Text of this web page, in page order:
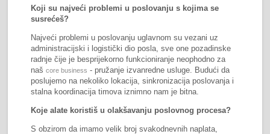
Koji su najveći problemi u poslovanju s kojima se
susrećeš?
Najveći problemi u poslovanju uglavnom su vezani uz
administracijski i logistički dio posla, sve one pozadinske
radnje čije je besprijekorno funkcioniranje neophodno za
našcore business - pružanje izvanredne usluge. Budući da
poslujemo na nekoliko lokacija, sinkronizacija poslovanja i
stalna koordinacija timova iznimno nam je bitna.
Koje alate koristiš u olakšavanju poslovnog procesa?
S obzirom da imamo velik broj svakodnevnih naplata,